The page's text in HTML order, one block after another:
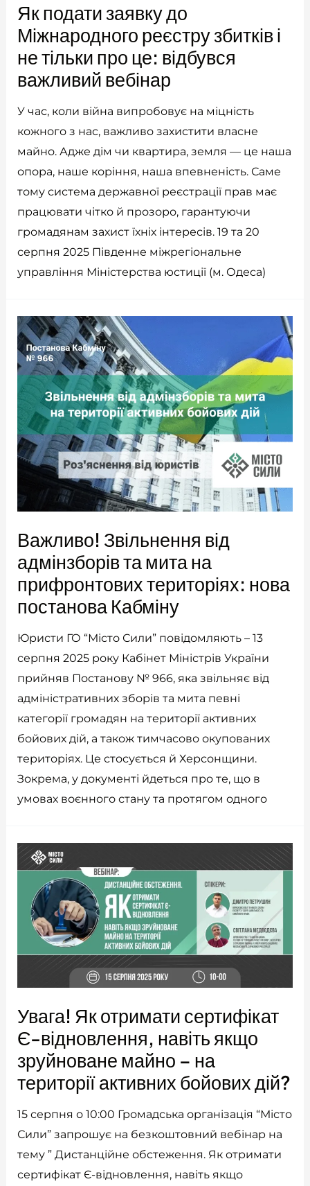
Як подати заявку до
Міжнародного реєстру збитків і
не тільки про це: відбувся
важливий вебінар
У час, коли війна випробовує на міцність
кожного з нас, важливо захистити власне
майно. Адже дім чи квартира, земля — це наша
опора, наше коріння, наша впевненість. Саме
тому система державної реєстрації прав має
працювати чітко й прозоро, гарантуючи
громадянам захист їхніх інтересів. 19 та 20
серпня 2025 Південне міжрегіональне
управління Міністерства юстиції (м. Одеса)
Важливо! Звільнення від
адмінзборів та мита на
прифронтових територіях: нова
постанова Кабміну
Юристи ГО “Місто Сили” повідомляють – 13
серпня 2025 року Кабінет Міністрів України
прийняв Постанову № 966, яка звільняє від
адміністративних зборів та мита певні
категорії громадян на території активних
бойових дій, а також тимчасово окупованих
територіях. Це стосується й Херсонщини.
Зокрема, у документі йдеться про те, що в
умовах воєнного стану та протягом одного
Увага! Як отримати сертифікат
Є-відновлення, навіть якщо
зруйноване майно – на
території активних бойових дій?
15 серпня о 10:00 Громадська організація “Місто
Сили” запрошує на безкоштовний вебінар на
тему ” Дистанційне обстеження. Як отримати
сертифікат Є-відновлення, навіть якщо